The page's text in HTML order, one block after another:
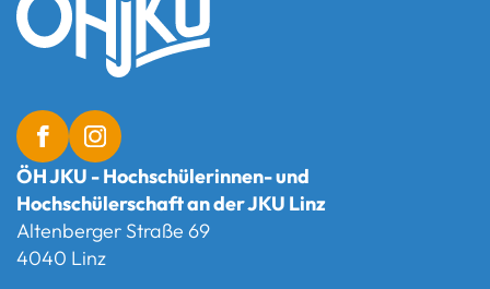
ÖH JKU - Hochschülerinnen- und
Hochschülerschaft an der JKU Linz
Altenberger Straße 69
4040 Linz